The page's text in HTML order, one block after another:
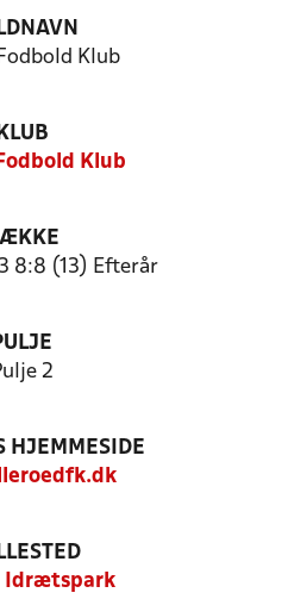
Klub
KLUB
Klub
8:8 (13) Efterår
2
HJEMMESIDE
Idrætspark